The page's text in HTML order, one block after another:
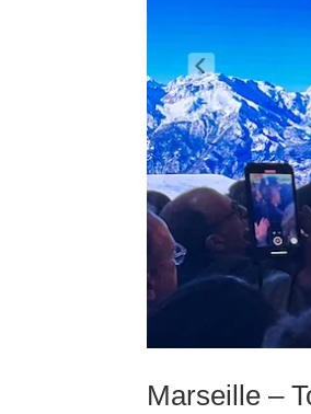
Marseille –